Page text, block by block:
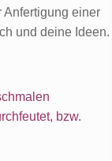
einer
und deine Ideen.
bzw.